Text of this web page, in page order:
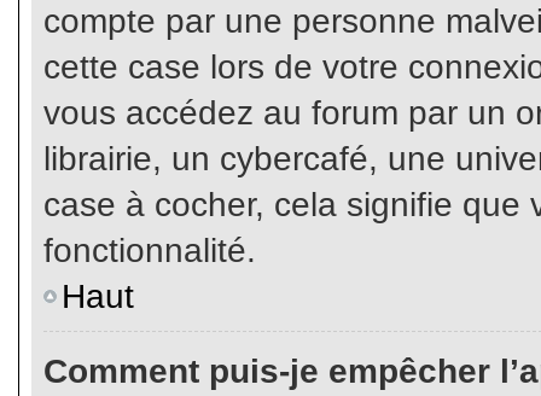
compte par une personne
cette case lors de votre
vous accédez au forum par un
librairie, un cybercafé, une
case à cocher, cela signifie que
fonctionnalité.
Haut
Comment puis-je empêcher